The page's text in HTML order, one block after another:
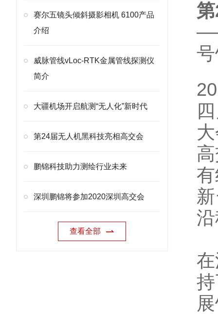
赛尔五镜头倾斜摄影相机 6100产品
介绍
威脉管线vLoc-RTK金属管线探测仪
简介
大疆机场开启航测“无人化”新时代
第24届无人机黑科技亮相高交会
鹏锦科技助力测绘行业未来
深圳鹏锦将参加2020深圳高交会
查看全部